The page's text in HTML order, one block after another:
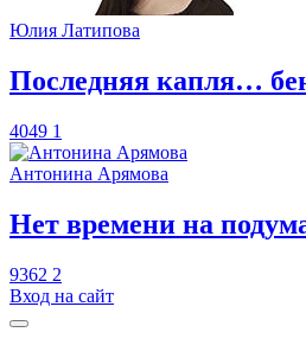
Юлия Латипова
​Последняя капля…
4049 1
Антонина Арямова
​Нет времени на
9362 2
Вход на сайт